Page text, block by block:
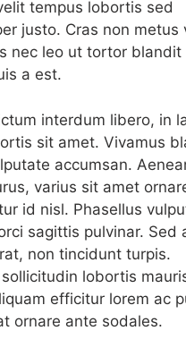
tempus lobortis sed
justo. Cras non metus
nec leo ut tortor blandit
a est.
interdum libero, in
sit amet. Vivamus
accumsan.
varius sit amet
id nisl. Phasellus
sagittis pulvinar. Sed
non tincidunt turpis.
lobortis
efficitur lorem ac
ornare ante sodales.